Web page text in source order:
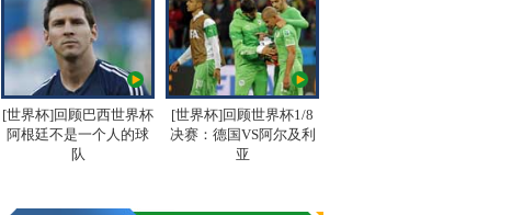
[世界杯]回顾巴西世界杯
阿根廷不是一个人的球
队
[世界杯]回顾世界杯1/8
决赛：德国VS阿尔及利
亚